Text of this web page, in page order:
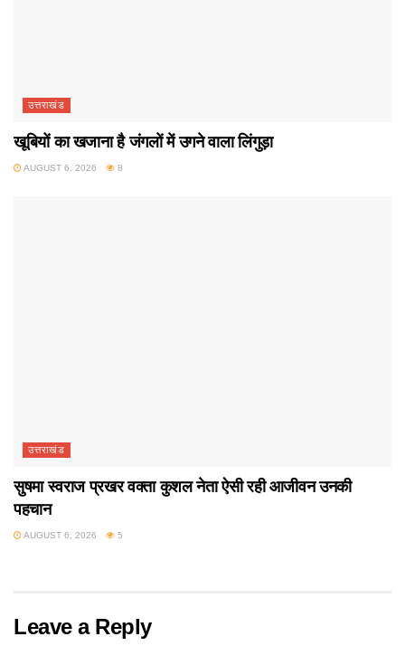
उत्तराखंड
खूबियों का खजाना है जंगलों में उगने वाला लिंगुड़ा
AUGUST 6, 2026 8
उत्तराखंड
सुषमा स्वराज प्रखर वक्ता कुशल नेता ऐसी रही आजीवन उनकी
पहचान
AUGUST 6, 2026 5
Leave a Reply